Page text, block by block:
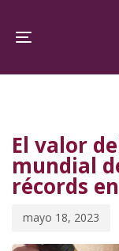
links
content
Toggle
El valor
mundial
récords
mayo 18, 2023